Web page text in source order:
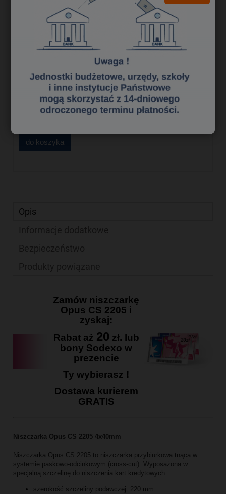
Bony Sodexo Pluxee 20 zł
do koszyka
Cena detaliczna
do koszyka
Opis
Zamów niszczarkę
Opus CS 2205 i
zyskaj:
Rabat aż 20 zł. lub
bony Sodexo w
prezencie
Ty wybierasz !
Dostawa kurierem
GRATIS
Niszczarka Opus CS 2205 4x40mm
Niszczarka Opus CS 2205 to niszczarka przybiurkowa tnąca w
systemie paskowo-odcinkowym (cross-cut). Wyposażona w
specjalną szczelinę do niszczenia kart kredytowych.
szerokość szczeliny podawczej: 220 mm